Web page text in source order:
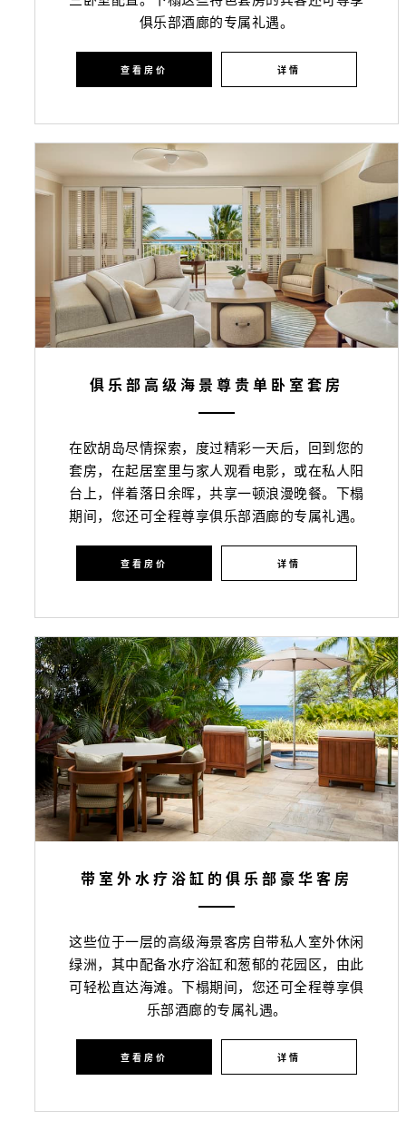
俱乐部酒廊的专属礼遇。
查看房价 详情
俱乐部高级海景尊贵单卧室套房
在欧胡岛尽情探索，度过精彩一天后，回到您的
套房，在起居室里与家人观看电影，或在私人阳
台上，伴着落日余晖，共享一顿浪漫晚餐。下榻
期间，您还可全程尊享俱乐部酒廊的专属礼遇。
查看房价 详情
带室外水疗浴缸的俱乐部豪华客房
这些位于一层的高级海景客房自带私人室外休闲
绿洲，其中配备水疗浴缸和葱郁的花园区，由此
可轻松直达海滩。下榻期间，您还可全程尊享俱
乐部酒廊的专属礼遇。
查看房价 详情